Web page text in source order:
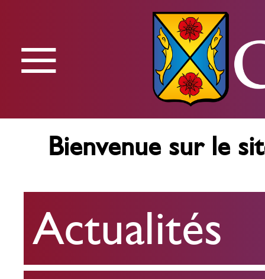
Menu
Actualités
Agenda
≡
Bienvenue sur le
Actualités